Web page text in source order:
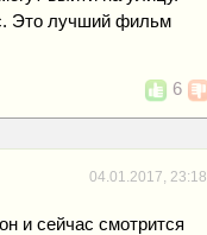
Это лучший фильм
6
04.01.2017, 23:18
и сейчас смотрится